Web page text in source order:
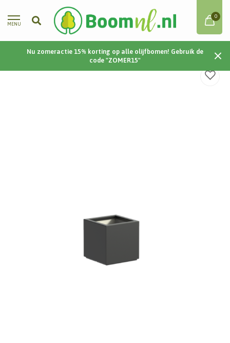
MENU
0
Nu zomeractie 15% korting op alle olijfbomen! Gebruik de
code "ZOMER15"
Home / Carrez | Polyester | 40x40x40 cm